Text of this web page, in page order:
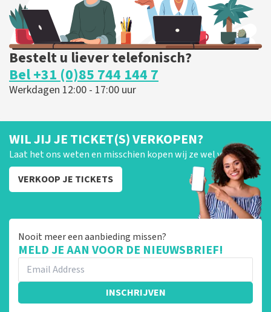
Bestelt u liever telefonisch?
Bel +31 (0)85 744 144 7
Werkdagen 12:00 - 17:00 uur
WIL JIJ JE TICKET(S) VERKOPEN?
Laat het ons weten en misschien kopen wij ze wel van je!
VERKOOP JE TICKETS
Nooit meer een aanbieding missen?
MELD JE AAN VOOR DE NIEUWSBRIEF!
INSCHRIJVEN